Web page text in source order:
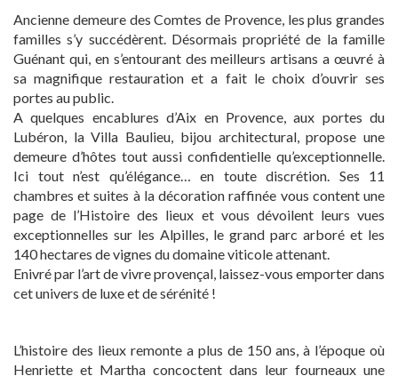
Ancienne demeure des Comtes de Provence, les plus grandes
familles s’y succédèrent. Désormais propriété de la famille
Guénant qui, en s’entourant des meilleurs artisans a œuvré à
sa magnifique restauration et a fait le choix d’ouvrir ses
portes au public.
A quelques encablures d’Aix en Provence, aux portes du
Lubéron, la Villa Baulieu, bijou architectural, propose une
demeure d’hôtes tout aussi confidentielle qu’exceptionnelle.
Ici tout n’est qu’élégance… en toute discrétion. Ses 11
chambres et suites à la décoration raffinée vous content une
page de l’Histoire des lieux et vous dévoilent leurs vues
exceptionnelles sur les Alpilles, le grand parc arboré et les
140 hectares de vignes du domaine viticole attenant.
Enivré par l’art de vivre provençal, laissez-vous emporter dans
cet univers de luxe et de sérénité !
L’histoire des lieux remonte a plus de 150 ans, à l’époque où
Henriette et Martha concoctent dans leur fourneaux une